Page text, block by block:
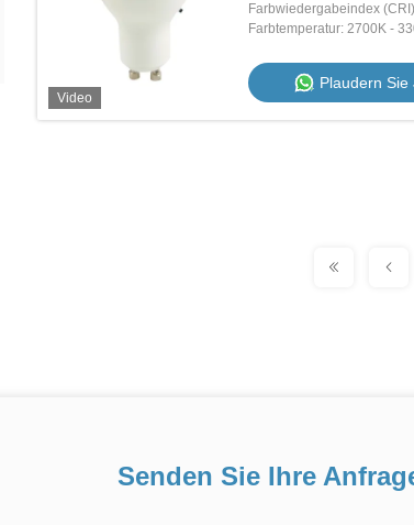
Video
Farbwiedergabeindex
Farbtemperatur: 2700K -
Plaudern Sie
Senden Sie Ihre